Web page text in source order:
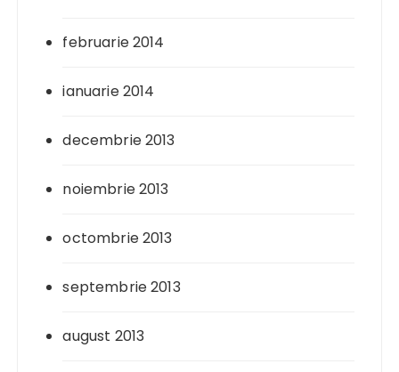
februarie 2014
ianuarie 2014
decembrie 2013
noiembrie 2013
octombrie 2013
septembrie 2013
august 2013